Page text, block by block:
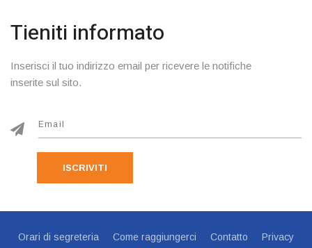
Tieniti informato
Inserisci il tuo indirizzo email per ricevere le notifiche
inserite sul sito.
ISCRIVITI
Orari di segreteria Come raggiungerci Contatto
Privacy